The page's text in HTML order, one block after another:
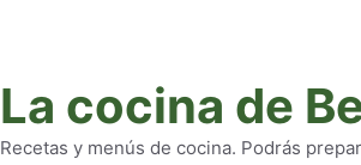
La cocina de
Recetas y menús de cocina. Podrás